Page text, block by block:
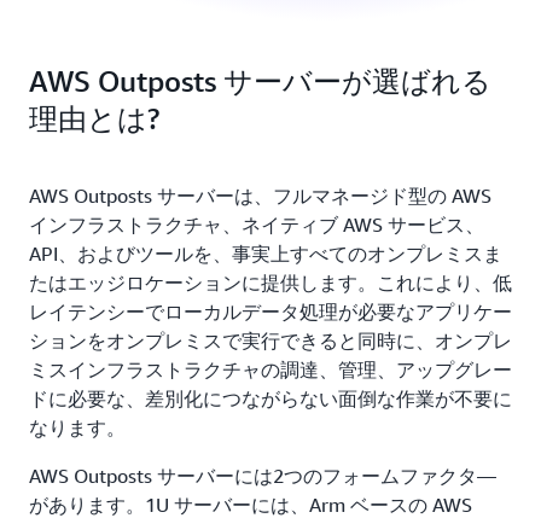
AWS Outposts サーバーが選ばれる
理由とは?
AWS Outposts サーバーは、フルマネージド型の AWS
インフラストラクチャ、ネイティブ AWS サービス、
API、およびツールを、事実上すべてのオンプレミスま
たはエッジロケーションに提供します。これにより、低
レイテンシーでローカルデータ処理が必要なアプリケー
ションをオンプレミスで実行できると同時に、オンプレ
ミスインフラストラクチャの調達、管理、アップグレー
ドに必要な、差別化につながらない面倒な作業が不要に
なります。
AWS Outposts サーバーには2つのフォームファクタ―
があります。1U サーバーには、Arm ベースの AWS